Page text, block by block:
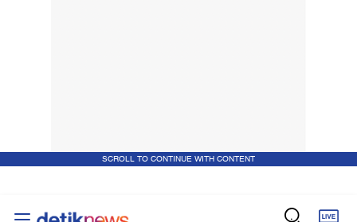
SCROLL TO CONTINUE WITH CONTENT